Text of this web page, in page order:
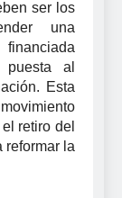
ser los
una
al
Esta
retiro del
reformar la